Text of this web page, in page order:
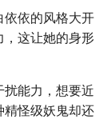
依依的风格大开
，这让她的身形
能力，想要近
精怪级妖鬼却还